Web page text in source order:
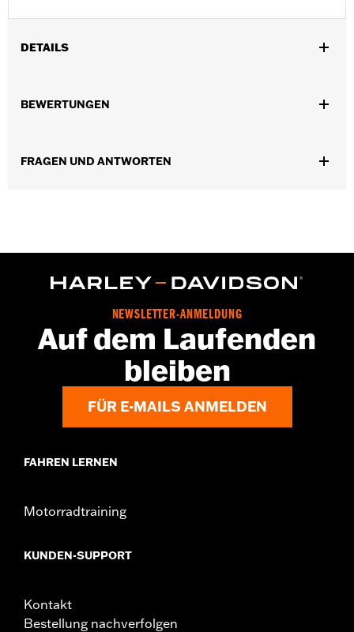
DETAILS
GARANTIE:2 Jahre beschränkte Garantie – Auf
BEWERTUNGEN
FRAGEN UND ANTWORTEN
NEWSLETTER-ANMELDUNG
Auf dem Laufenden
bleiben
FÜR E-MAILS ANMELDEN
FAHREN LERNEN
Motorradtraining
KUNDEN-SUPPORT
Kontakt
Bestellung nachverfolgen